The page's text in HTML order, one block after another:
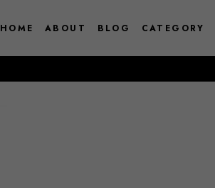
HOME ABOUT BLOG CATEGORY